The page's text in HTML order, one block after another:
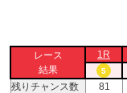
レース
結果
1R
5
残りチャンス数 81